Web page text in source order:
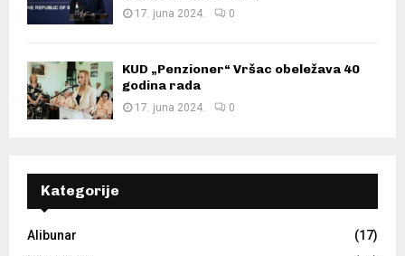
17. juna 2024. 0
KUD „Penzioner“ Vršac obeležava 40
godina rada
17. juna 2024. 0
Kategorije
Alibunar
(17)